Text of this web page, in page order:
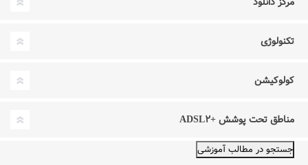
تکنولوژی
کولوکیشن
مناطق تحت پوشش +ADSL۲